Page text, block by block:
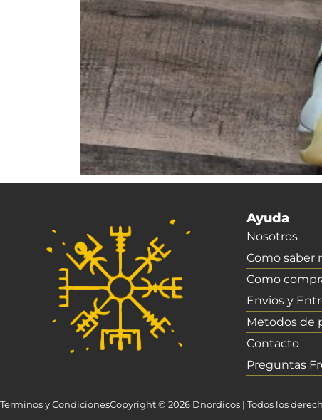
Ayuda
Nosotros
Como saber
Como
Envios y
Metodos de
Contacto
Preguntas
Terminos y CondicionesCopyright © 2026 Dnordicos | Todos los